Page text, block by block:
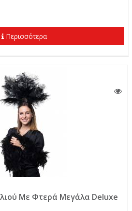
Περισσότερα
Με Φτερά Μεγάλα Deluxe